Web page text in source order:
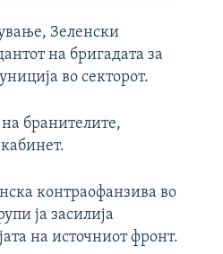
Зеленски
на бригадата за
во секторот.
бранителите,
контраофанзива во
ја засилија
на источниот фронт.